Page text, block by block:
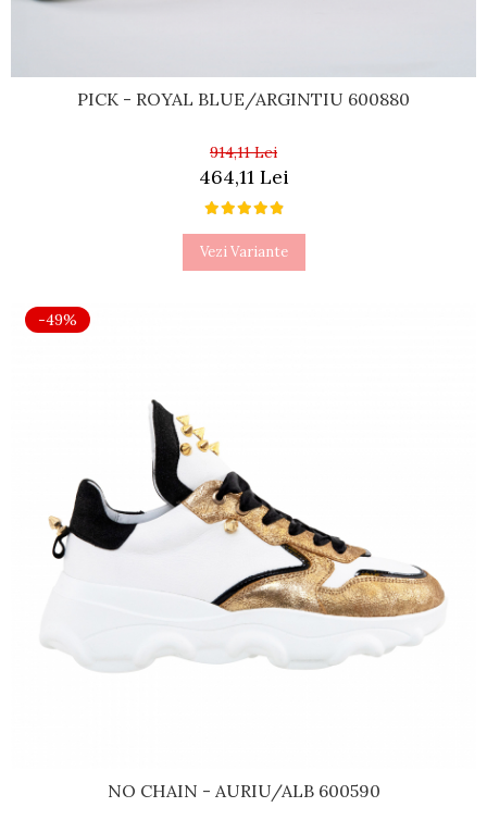
PICK - ROYAL BLUE/ARGINTIU 600880
914,11 Lei
464,11 Lei
Vezi Variante
-49%
NO CHAIN - AURIU/ALB 600590